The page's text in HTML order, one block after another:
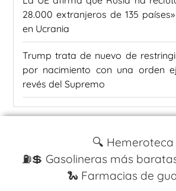
28.000 extranjeros de 135
en Ucrania
Trump trata de nuevo de
por nacimiento con una orden
revés del Supremo
🔍 Hemeroteca
⛽️💲 Gasolineras más
🐍 Farmacias de